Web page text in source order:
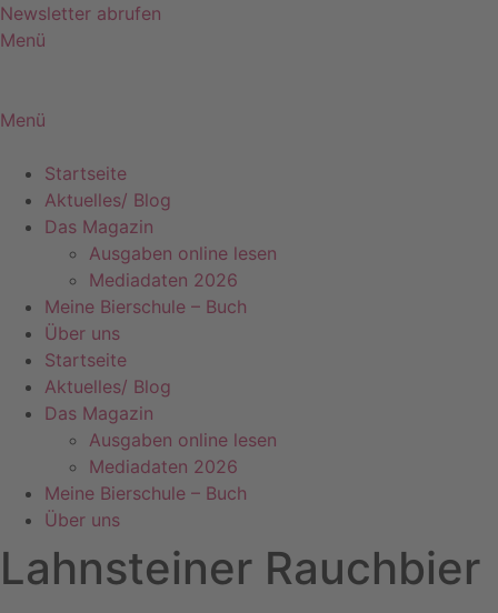
Zum
Inhalt
Newsletter abrufen
Menü
Menü
Startseite
Aktuelles/ Blog
Das Magazin
Ausgaben online lesen
Mediadaten 2026
Meine Bierschule – Buch
Über uns
Startseite
Aktuelles/ Blog
Das Magazin
Ausgaben online lesen
Mediadaten 2026
Meine Bierschule – Buch
Über uns
Lahnsteiner Rauchbier